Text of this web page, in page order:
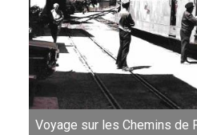
Voyage sur les Chemins de